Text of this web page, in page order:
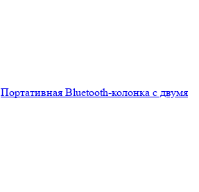
Портативная Bluetooth-колонка c двумя